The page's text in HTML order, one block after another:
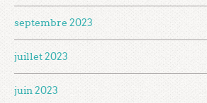
septembre 2023
juillet 2023
juin 2023